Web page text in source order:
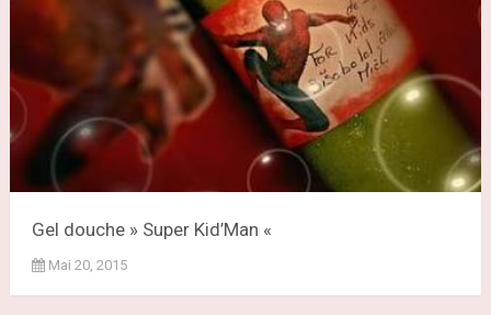
Gel douche » Super Kid’Man «
Mai 20, 2015